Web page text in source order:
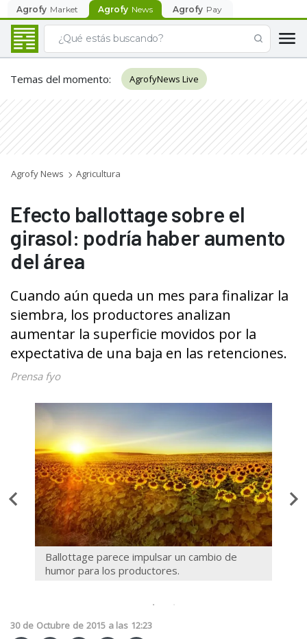
Agrofy Market Agrofy News Agrofy Pay
Temas del momento: AgrofyNews Live
Agrofy News Agricultura
Efecto ballottage sobre el
girasol: podría haber aumento
del área
Cuando aún queda un mes para finalizar la
siembra, los productores analizan
aumentar la superficie movidos por la
expectativa de una baja en las retenciones.
Prensa fyo
Ballottage parece impulsar un cambio de
humor para los productores.
30 de Octubre de 2015 a las 12:23